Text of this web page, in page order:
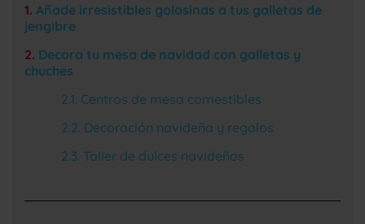
Añade irresistibles golosinas a tus galletas de
jengibre
Decora tu mesa de navidad con galletas y
chuches
Centros de mesa comestibles
Decoración navideña y regalos
Taller de dulces navideños